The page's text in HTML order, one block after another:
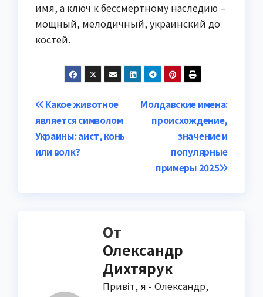
имя, а ключ к бессмертному наследию –
мощный, мелодичный, украинский до
костей.
Навигация
по
записям
Молдавские имена:
происхождение,
значение и
популярные
примеры 2025
Какое животное
является символом
Украины: аист, конь
или волк?
От
Олександр
Дихтярук
Привіт, я - Олександр,